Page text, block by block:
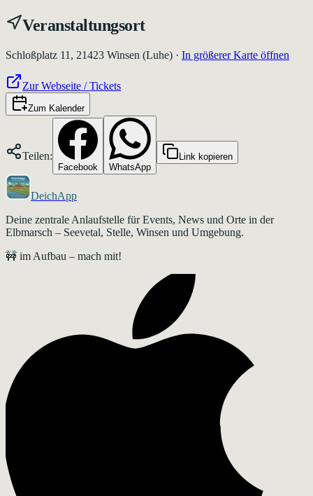
Veranstaltungsort
Schloßplatz 11, 21423 Winsen (Luhe) · In größerer Karte öffnen
Zur Webseite / Tickets
Zum Kalender
Teilen:
Facebook WhatsApp
Link kopieren
DeichApp
Deine zentrale Anlaufstelle für Events, News und Orte in der
Elbmarsch – Seevetal, Stelle, Winsen und Umgebung.
🚧 im Aufbau – mach mit!